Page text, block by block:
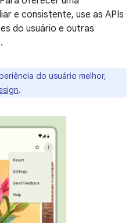
e consistente, use as APIs
do usuário e outras
do usuário melhor,
.